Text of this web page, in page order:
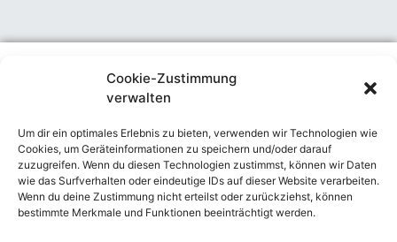
Cookie-Zustimmung
verwalten
Um dir ein optimales Erlebnis zu bieten, verwenden wir Technologien wie
Cookies, um Geräteinformationen zu speichern und/oder darauf
zuzugreifen. Wenn du diesen Technologien zustimmst, können wir Daten
wie das Surfverhalten oder eindeutige IDs auf dieser Website verarbeiten.
Wenn du deine Zustimmung nicht erteilst oder zurückziehst, können
bestimmte Merkmale und Funktionen beeinträchtigt werden.
Tel.: +49 (0)30 - 99 40 45 00
fly@pwf.aero
Private Wings Flugcharter GmbH
Georg-Wulf-Straße 2
12529 Schönefeld
fly@pwf.aero